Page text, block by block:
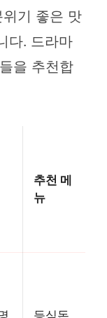
기 좋은 맛
다. 드라마
을 추천합
추천 메
뉴
등심돈